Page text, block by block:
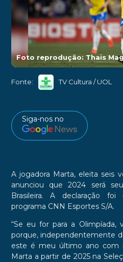
Foto reprodução: Thais
Fonte: TV Cultura / UOL
Siga-nos no
A jogadora Marta, eleita seis
anunciou que 2024 será
Brasileira. A declaração
programa CNN Esportes S/A.
“Se eu for para a
porque, independentemente
este é meu último ano com
Marta a partir de 2025 na